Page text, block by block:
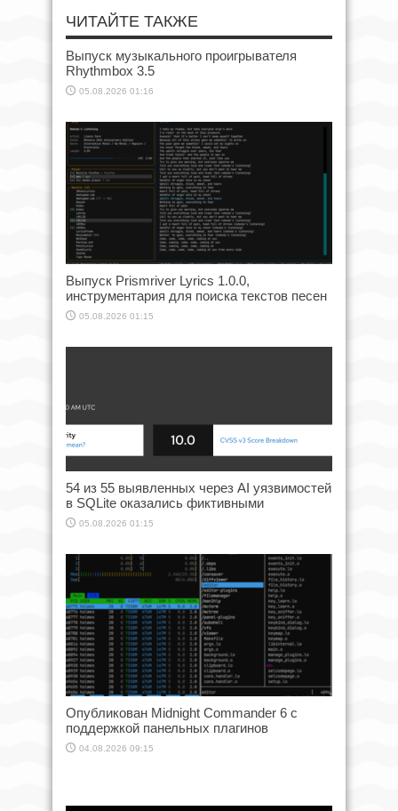
ЧИТАЙТЕ ТАКЖЕ
Выпуск музыкального проигрывателя
Rhythmbox 3.5
05.08.2026 01:16
Выпуск Prismriver Lyrics 1.0.0,
инструментария для поиска текстов песен
05.08.2026 01:15
54 из 55 выявленных через AI уязвимостей
в SQLite оказались фиктивными
05.08.2026 01:15
Опубликован Midnight Commander 6 c
поддержкой панельных плагинов
04.08.2026 09:15